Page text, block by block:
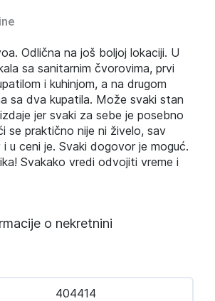
Odlična na još boljoj lokaciji. U
sa sanitarnim čvorovima, prvi
i kuhinjom, a na drugom
sa dva kupatila. Može svaki stan
jer svaki za sebe je posebno
se praktično nije ni živelo, sav
u ceni je. Svaki dogovor je moguć.
Svakako vredi odvojiti vreme i
o nekretnini
404414